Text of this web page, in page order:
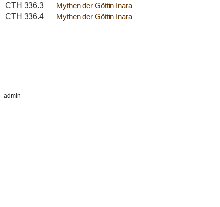
CTH 336.3 Mythen der Göttin Inara
CTH 336.4 Mythen der Göttin Inara
admin